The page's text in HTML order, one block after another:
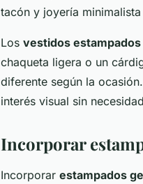
tacón y joyería
Los vestidos estampados
chaqueta ligera o un
diferente según la
interés visual sin
Incorporar
Incorporar estampados